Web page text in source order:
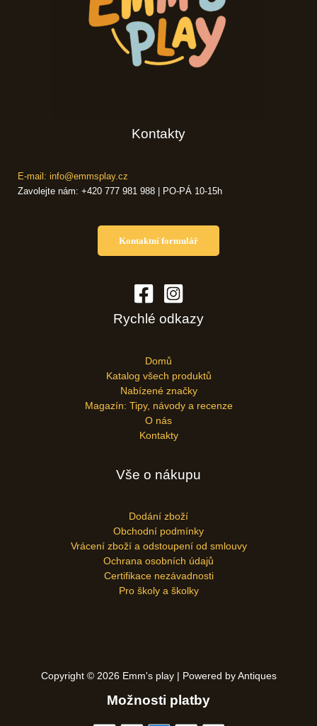
Kontakty
E-mail: info@emmsplay.cz
Zavolejte nám: +420 777 981 988 | PO-PÁ 10-15h
Kontaktní formulář
Rychlé odkazy
Domů
Katalog všech produktů
Nabízené značky
Magazín: Tipy, návody a recenze
O nás
Kontakty
Vše o nákupu
Dodání zboží
Obchodní podmínky
Vrácení zboží a odstoupení od smlouvy
Ochrana osobních údajů
Certifikace nezávadnosti
Pro školy a školky
Copyright © 2026 Emm's play | Powered by Antiques
Možnosti platby